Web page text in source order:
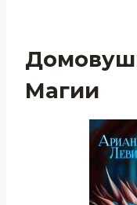
Магии